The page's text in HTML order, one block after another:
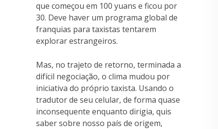
que começou em 100 yuans e ficou por
30. Deve haver um programa global de
franquias para taxistas tentarem
explorar estrangeiros.
Mas, no trajeto de retorno, terminada a
difícil negociação, o clima mudou por
iniciativa do próprio taxista. Usando o
tradutor de seu celular, de forma quase
inconsequente enquanto dirigia, quis
saber sobre nosso país de origem,